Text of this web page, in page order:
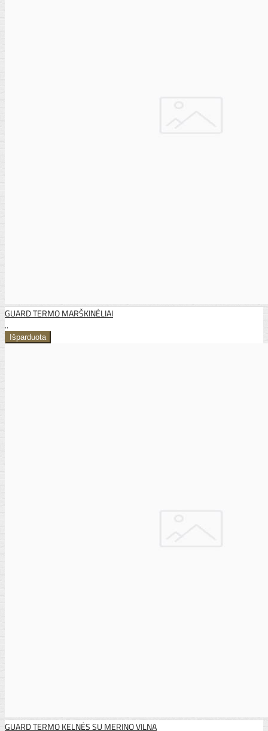
GUARD TERMO MARŠKINĖLIAI
..
GUARD TERMO KELNĖS SU MERINO VILNA